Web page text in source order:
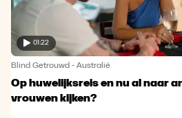
01:22
Blind Getrouwd - Australië
Op huwelijksreis en nu al naar
vrouwen kijken?